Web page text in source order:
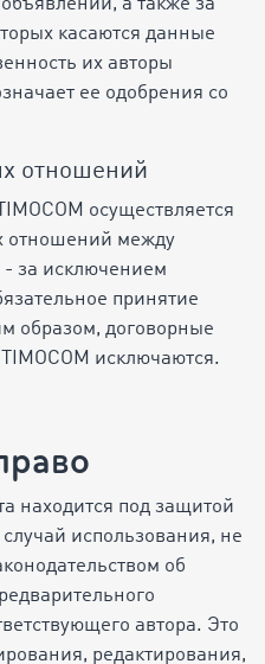
а также за
касаются данные
их авторы
ее одобрения со
отношений
осуществляется
отношений между
- за исключением
принятие
образом, договорные
исключаются.
находится под защитой
использования, не
об
автора. Это
редактирования,